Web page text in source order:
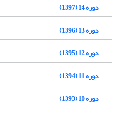
دوره 14 (1397)
دوره 13 (1396)
دوره 12 (1395)
دوره 11 (1394)
دوره 10 (1393)